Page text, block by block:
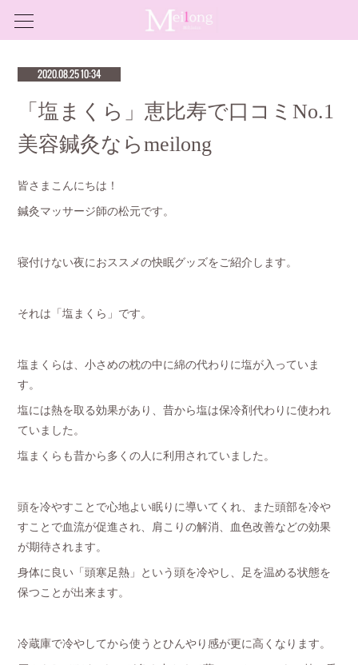
2020.08.25 10:34
「塩まくら」恵比寿で口コミNo.1
美容鍼灸ならmeilong
皆さまこんにちは！
鍼灸マッサージ師の松元です。
寝付けない夜におススメの快眠グッズをご紹介します。
それは「塩まくら」です。
塩まくらは、小さめの枕の中に綿の代わりに塩が入っていま
す。
塩には熱を取る効果があり、昔から塩は保冷剤代わりに使われ
ていました。
塩まくらも昔から多くの人に利用されていました。
頭を冷やすことで心地よい眠りに導いてくれ、また頭部を冷や
すことで血流が促進され、肩こりの解消、血色改善などの効果
が期待されます。
身体に良い「頭寒足熱」という頭を冷やし、足を温める状態を
保つことが出来ます。
冷蔵庫で冷やしてから使うとひんやり感が更に高くなります。